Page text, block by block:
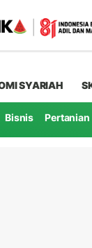
SYARIAH
Bisnis Pertanian